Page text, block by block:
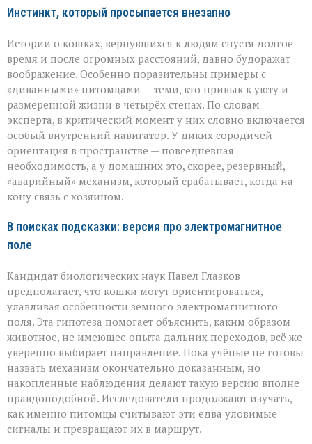
Инстинкт, который просыпается внезапно
Истории о кошках, вернувшихся к людям спустя долгое
время и после огромных расстояний, давно будоражат
воображение. Особенно поразительны примеры с
«диванными» питомцами — теми, кто привык к уюту и
размеренной жизни в четырёх стенах. По словам
эксперта, в критический момент у них словно включается
особый внутренний навигатор. У диких сородичей
ориентация в пространстве — повседневная
необходимость, а у домашних это, скорее, резервный,
«аварийный» механизм, который срабатывает, когда на
кону связь с хозяином.
В поисках подсказки: версия про электромагнитное
поле
Кандидат биологических наук Павел Глазков
предполагает, что кошки могут ориентироваться,
улавливая особенности земного электромагнитного
поля. Эта гипотеза помогает объяснить, каким образом
животное, не имеющее опыта дальних переходов, всё же
уверенно выбирает направление. Пока учёные не готовы
назвать механизм окончательно доказанным, но
накопленные наблюдения делают такую версию вполне
правдоподобной. Исследователи продолжают изучать,
как именно питомцы считывают эти едва уловимые
сигналы и превращают их в маршрут.